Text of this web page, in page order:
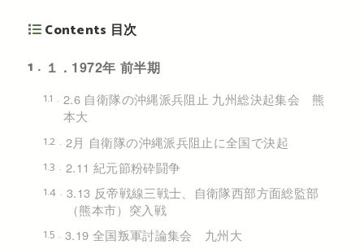
Contents 目次
1
１．1972年 前半期
1.1
2.6 自衛隊の沖縄派兵阻止 九州総決起集会 熊
本大
1.2 2月 自衛隊の沖縄派兵阻止に全国で決起
1.3 2.11 紀元節粉砕闘争
1.4
3.13 反帝戦線三戦士、自衛隊西部方面総監部
（熊本市）突入戦
1.5 3.19 全国叛軍討論集会 九州大